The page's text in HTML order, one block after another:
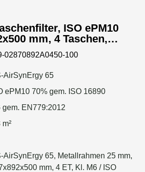
ISO ePM10
mm, 4 Taschen,
02870892A0450-100
AirSynErgy 65
ePM10 70% gem. ISO 16890
gem. EN779:2012
m²
AirSynErgy 65, Metallrahmen 25 mm,
mm, 4 ET, Kl. M6 / ISO